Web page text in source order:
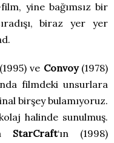
yine bağımsız bir
biraz yer yer
(1995) ve Convoy(1978)
filmdeki unsurlara
birşey bulamıyoruz.
halinde sunulmuş.
StarCraft‘ın (1998)